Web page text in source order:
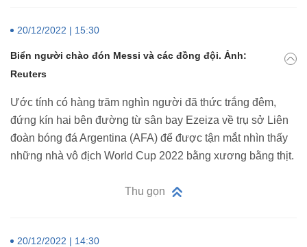
20/12/2022 | 15:30
Biển người chào đón Messi và các đồng đội. Ảnh:
Reuters
Ước tính có hàng trăm nghìn người đã thức trắng đêm,
đứng kín hai bên đường từ sân bay Ezeiza về trụ sở Liên
đoàn bóng đá Argentina (AFA) để được tận mắt nhìn thấy
những nhà vô địch World Cup 2022 bằng xương bằng thịt.
Thu gọn
20/12/2022 | 14:30